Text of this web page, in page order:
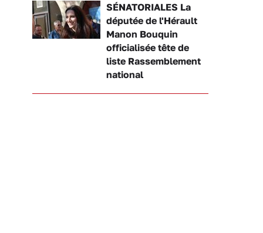
SÉNATORIALES La
députée de l'Hérault
Manon Bouquin
officialisée tête de
liste Rassemblement
national